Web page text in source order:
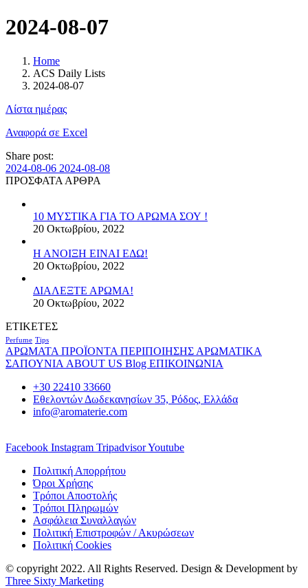
2024-08-07
Home
ACS Daily Lists
2024-08-07
Λίστα ημέρας
Αναφορά σε Excel
Share post:
2024-08-06 2024-08-08
ΠΡΟΣΦΑΤΑ ΑΡΘΡΑ
10 ΜΥΣΤΙΚΑ ΓΙΑ ΤΟ ΑΡΩΜΑ ΣΟΥ !
20 Οκτωβρίου, 2022
Η ΑΝΟΙΞΗ ΕΙΝΑΙ ΕΔΩ!
20 Οκτωβρίου, 2022
ΔΙΑΛΕΞΤΕ ΑΡΩΜΑ!
20 Οκτωβρίου, 2022
ΕΤΙΚΕΤΕΣ
Perfume Tips
ΑΡΩΜΑΤΑ ΠΡΟΪΟΝΤΑ ΠΕΡΙΠΟΙΗΣΗΣ ΑΡΩΜΑΤΙΚΑ
ΣΑΠΟΥΝΙΑ ABOUT US Blog ΕΠΙΚΟΙΝΩΝΙΑ
+30 22410 33660
Εθελοντών Δωδεκανησίων 35, Ρόδος, Ελλάδα
info@aromaterie.com
Facebook Instagram TripadvisorYoutube
Πολιτική Απορρήτου
Όροι Χρήσης
Τρόποι Αποστολής
Τρόποι Πληρωμών
Ασφάλεια Συναλλαγών
Πολιτική Επιστροφών / Ακυρώσεων
Πολιτική Cookies
© copyright 2022. All Rights Reserved. Design & Development by
Three Sixty Marketing